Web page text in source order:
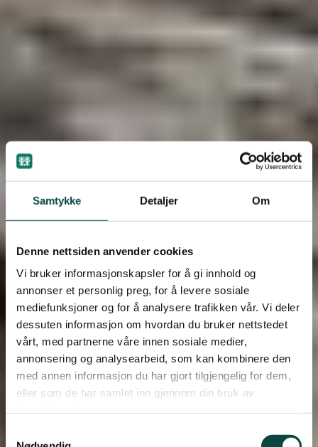
Samtykke Detaljer Om
Denne nettsiden anvender cookies
Vi bruker informasjonskapsler for å gi innhold og
annonser et personlig preg, for å levere sosiale
mediefunksjoner og for å analysere trafikken vår. Vi deler
dessuten informasjon om hvordan du bruker nettstedet
vårt, med partnerne våre innen sosiale medier,
annonsering og analysearbeid, som kan kombinere den
med annen informasjon du har gjort tilgjengelig for dem,
eller som de har samlet inn gjennom din bruk av